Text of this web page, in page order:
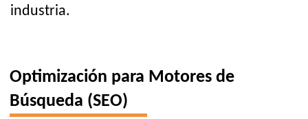
industria.
Optimización para Motores de
Búsqueda (SEO)